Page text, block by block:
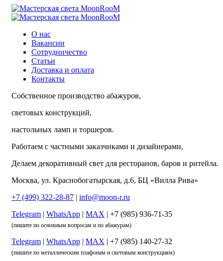
О нас
Вакансии
Сотрудничество
Статьи
Доставка и оплата
Контакты
Собственное производство абажуров,
световых конструкций,
настольных ламп и торшеров.
Работаем с частными заказчиками и дизайнерами,
Делаем декоративный свет для ресторанов, баров и ритейла.
Москва, ул. Краснобогатырская, д.6, БЦ «Вилла Рива»
+7 (499) 322-28-87 | info@moon-r.ru
Telegram | WhatsApp | MAX | +7 (985) 936-71-35
(пишите по основным вопросам и по абажурам)
Telegram | WhatsApp | MAX | +7 (985) 140-27-32
(пишите по металлическим плафонам и световым конструкциям)